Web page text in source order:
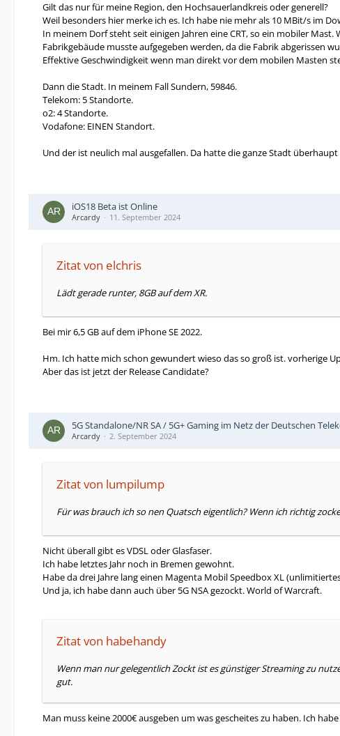
Gilt das nur für meine Region, den Hochsauerlandkreis oder generell?
Weil besonders hier merke ich es. Ich habe nie mehr als 10 MBit/s im
In meinem Dorf steht seit einigen Jahren eine CRT, so ein mobiler
Fabrikgebäude musste aufgegeben werden, da die Fabrik abgerissen
Effektive Geschwindigkeit wenn man direkt vor dem mobilen Masten
Dann die Stadt. In meinem Fall Sundern, 59846.
Telekom: 5 Standorte.
o2: 4 Standorte.
Vodafone: EINEN Standort.
Und der ist neulich mal ausgefallen. Da hatte die ganze Stadt
iOS18 Beta ist Online
Arcardy 11. September 2024
Zitat von elchris
Lädt gerade runter, 8GB auf dem XR.
Bei mir 6,5 GB auf dem iPhone SE 2022.
Hm. Ich hatte mich schon gewundert wieso das so groß ist. vorherige
Aber das ist jetzt der Release Candidate?
5G Standalone/NR SA / 5G+ Gaming im Netz der Deutschen
Arcardy 2. September 2024
Zitat von lumpilump
Für was brauch ich so nen Quatsch eigentlich? Wenn ich richtig
Nicht überall gibt es VDSL oder Glasfaser.
Ich habe letztes Jahr noch in Bremen gewohnt.
Habe da drei Jahre lang einen Magenta Mobil Speedbox XL
Und ja, ich habe dann auch über 5G NSA gezockt. World of Warcraft.
Zitat von habehandy
Wenn man nur gelegentlich Zockt ist es günstiger Streaming zu
gut.
Man muss keine 2000€ ausgeben um was gescheites zu haben. Ich